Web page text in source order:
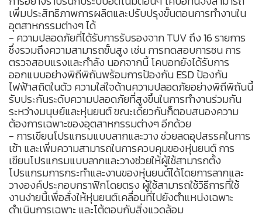
เพิ่มประสิทธิภาพการผลิตและปรับปรุงขั้นตอนการทำงานใน
อุตสาหกรรมต่างๆ ได้
- ความปลอดภัยที่ได้รับการรับรองจาก TUV ถึง 16 รายการ
ซึ่งรวมถึงความสามารถขั้นสูง เช่น การทดสอบการชน การ
ตรวจสอบแรงและกำลัง นอกจากนี้ โคบอทยังได้รับการ
ออกแบบอย่างพิถีพิถันพร้อมการป้องกัน ESD ป้องกัน
ไฟฟ้าสถิตในตัว ความใส่ใจด้านความปลอดภัยอย่างพิถีพิถันนี้
รับประกันระดับความปลอดภัยที่สูงขึ้นในการทำงานร่วมกัน
ระหว่างมนุษย์และหุ่นยนต์ ขณะเดียวกันก็ตอบสนองความ
ต้องการเฉพาะของอุตสาหกรรมต่างๆ อีกด้วย
- การเขียนโปรแกรมแบบลากและวาง ช่วยลดอุปสรรคในการ
เข้า และเพิ่มความสามารถในการควบคุมของหุ่นยนต์ การ
เขียนโปรแกรมแบบลากและวางช่วยให้ผู้ใช้สามารถตั้ง
โปรแกรมการกระทำและงานของหุ่นยนต์ได้โดยการลากและ
วางองค์ประกอบกราฟิกโดยตรง ผู้ใช้สามารถใช้วิธีการที่ใช้
งานง่ายนี้เพื่อสั่งให้หุ่นยนต์เคลื่อนที่ไปยังตำแหน่งเฉพาะ
ดำเนินการเฉพาะ และโต้ตอบกับสิ่งแวดล้อม